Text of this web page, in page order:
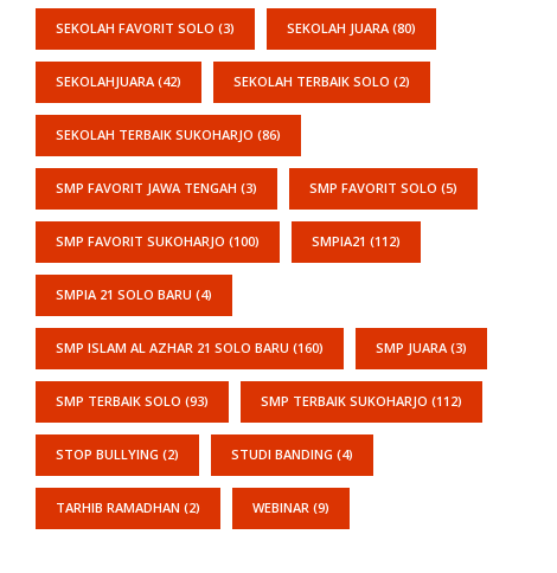
SEKOLAH FAVORIT SOLO (3) SEKOLAH JUARA (80)
SEKOLAHJUARA (42) SEKOLAH TERBAIK SOLO (2)
SEKOLAH TERBAIK SUKOHARJO (86)
SMP FAVORIT JAWA TENGAH (3) SMP FAVORIT SOLO (5)
SMP FAVORIT SUKOHARJO (100) SMPIA21 (112)
SMPIA 21 SOLO BARU (4)
SMP ISLAM AL AZHAR 21 SOLO BARU (160) SMP JUARA (3)
SMP TERBAIK SOLO (93) SMP TERBAIK SUKOHARJO (112)
STOP BULLYING (2) STUDI BANDING (4)
TARHIB RAMADHAN (2) WEBINAR (9)